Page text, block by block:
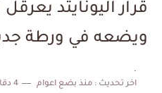
قرار اليونايتد
ويضعه في ورطة
.
اخر تحديث :منذ بضع اعوام 4 دقائق للقراءة